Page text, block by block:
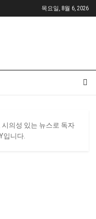
목요일, 8월 6, 2026
의성 있는 뉴스로 독자
입니다.